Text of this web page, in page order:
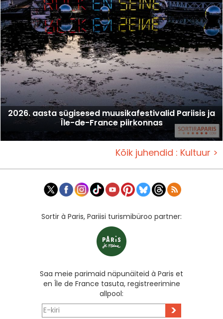
2026. aasta sügisesed muusikafestivalid Pariisis ja
Île-de-France piirkonnas
Kõik juhendid : Kultuur >
Sortir à Paris, Pariisi turismibüroo partner:
Saa meie parimaid näpunäiteid à Paris et
en Île de France tasuta, registreerimine
allpool:
>